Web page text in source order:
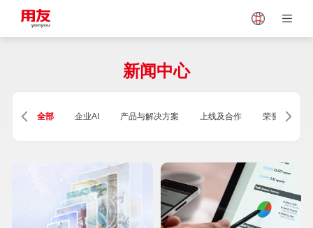
Vietnam
Singapore Malaysia
Thailand
Turkey
新闻中心
全部 企业AI 产品与解决方案 上线及合作 荣誉及资质